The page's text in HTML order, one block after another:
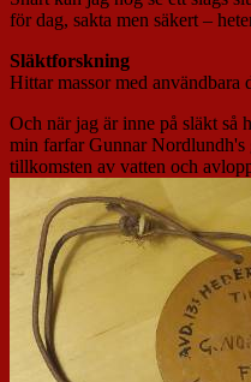
för dag, sakta men säkert –
Släktforskning
Hittar massor med
Och när jag är inne på släkt så
min farfar Gunnar
tillkomsten av vatten och